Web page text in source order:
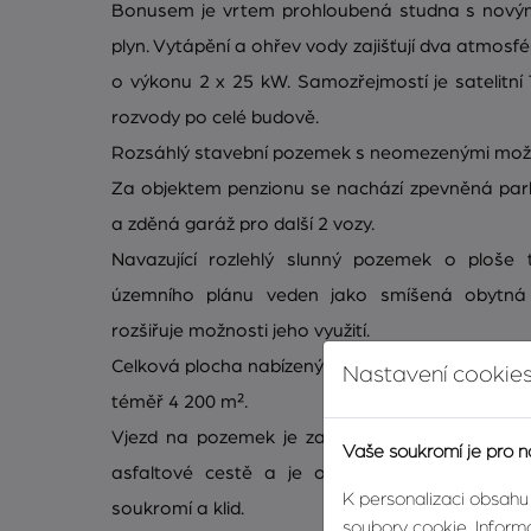
Bonusem je vrtem prohloubená studna s
plyn. Vytápění a ohřev vody zajišťují dva
o výkonu 2 x 25 kW. Samozřejmostí je
rozvody po celé budově.
Rozsáhlý stavební pozemek s neomezenými
Za objektem penzionu se nachází zpevněná
a zděná garáž pro další 2 vozy.
Navazující rozlehlý slunný pozemek o
územního plánu veden jako smíšená
rozšiřuje možnosti jeho využití.
Celková plocha nabízených parcel, včetně
téměř 4 200 m².
Vjezd na pozemek je zajištěn dálkově
asfaltové cestě a je obklopen vysokými
soukromí a klid.
Nastavení
Vaše soukromí je pro
K personalizaci